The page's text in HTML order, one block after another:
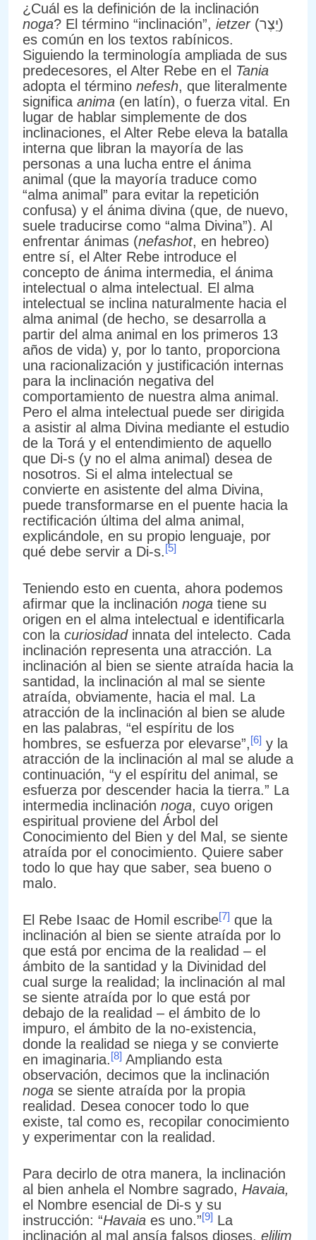
¿Cuál es la definición de la inclinación
noga? El término “inclinación”, ietzer(יֵצֶר)
es común en los textos rabínicos.
Siguiendo la terminología ampliada de sus
predecesores, el Alter Rebe en el Tania
adopta el término nefesh, que literalmente
significa anima (en latín), o fuerza vital. En
lugar de hablar simplemente de dos
inclinaciones, el Alter Rebe eleva la batalla
interna que libran la mayoría de las
personas a una lucha entre el ánima
animal (que la mayoría traduce como
“alma animal” para evitar la repetición
confusa) y el ánima divina (que, de nuevo,
suele traducirse como “alma Divina”). Al
enfrentar ánimas (nefashot, en hebreo)
entre sí, el Alter Rebe introduce el
concepto de ánima intermedia, el ánima
intelectual o alma intelectual. El alma
intelectual se inclina naturalmente hacia el
alma animal (de hecho, se desarrolla a
partir del alma animal en los primeros 13
años de vida) y, por lo tanto, proporciona
una racionalización y justificación internas
para la inclinación negativa del
comportamiento de nuestra alma animal.
Pero el alma intelectual puede ser dirigida
a asistir al alma Divina mediante el estudio
de la Torá y el entendimiento de aquello
que Di-s (y no el alma animal) desea de
nosotros. Si el alma intelectual se
convierte en asistente del alma Divina,
puede transformarse en el puente hacia la
rectificación última del alma animal,
explicándole, en su propio lenguaje, por
qué debe servir a Di-s.[5]
Teniendo esto en cuenta, ahora podemos
afirmar que la inclinación noga tiene su
origen en el alma intelectual e identificarla
con la curiosidadinnata del intelecto. Cada
inclinación representa una atracción. La
inclinación al bien se siente atraída hacia la
santidad, la inclinación al mal se siente
atraída, obviamente, hacia el mal. La
atracción de la inclinación al bien se alude
en las palabras, “el espíritu de los
hombres, se esfuerza por elevarse”,[6] y la
atracción de la inclinación al mal se alude a
continuación, “y el espíritu del animal, se
esfuerza por descender hacia la tierra.” La
intermedia inclinación noga, cuyo origen
espiritual proviene del Árbol del
Conocimiento del Bien y del Mal, se siente
atraída por el conocimiento. Quiere saber
todo lo que hay que saber, sea bueno o
malo.
El Rebe Isaac de Homil escribe[7] que la
inclinación al bien se siente atraída por lo
que está por encima de la realidad – el
ámbito de la santidad y la Divinidad del
cual surge la realidad; la inclinación al mal
se siente atraída por lo que está por
debajo de la realidad – el ámbito de lo
impuro, el ámbito de la no-existencia,
donde la realidad se niega y se convierte
en imaginaria.[8] Ampliando esta
observación, decimos que la inclinación
noga se siente atraída por la propia
realidad. Desea conocer todo lo que
existe, tal como es, recopilar conocimiento
y experimentar con la realidad.
Para decirlo de otra manera, la inclinación
al bien anhela el Nombre sagrado, Havaia,
el Nombre esencial de Di-s y su
instrucción: “Havaia es uno.”[9] La
inclinación al mal ansía falsos dioses, elilim